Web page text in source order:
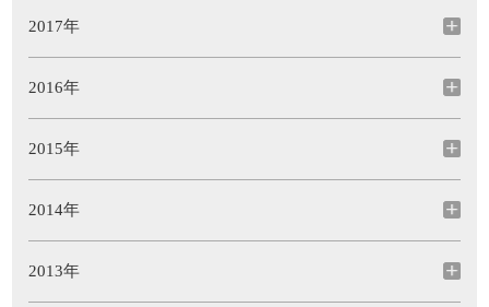
2017年
2016年
2015年
2014年
2013年